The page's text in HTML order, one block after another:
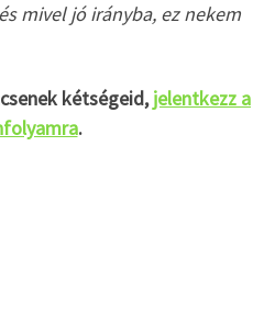
mivel jó irányba, ez nekem
kétségeid,jelentkezz a
.